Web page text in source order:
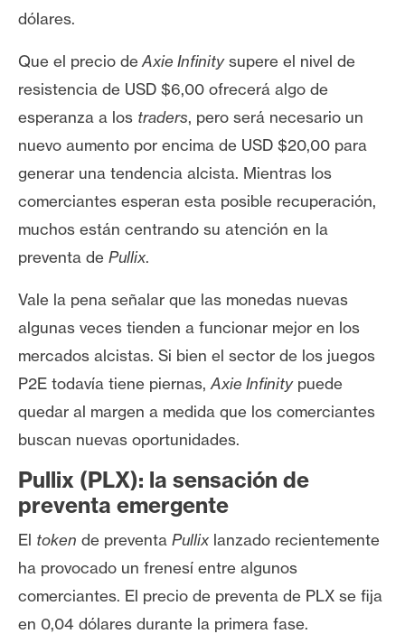
dólares.
Que el precio deAxie Infinitysupere el nivel de
resistencia de USD $6,00 ofrecerá algo de
esperanza a los traders, pero será necesario un
nuevo aumento por encima de USD $20,00 para
generar una tendencia alcista. Mientras los
comerciantes esperan esta posible recuperación,
muchos están centrando su atención en la
preventa de Pullix.
Vale la pena señalar que las monedas nuevas
algunas veces tienden a funcionar mejor en los
mercados alcistas. Si bien el sector de los juegos
P2E todavía tiene piernas, Axie Infinitypuede
quedar al margen a medida que los comerciantes
buscan nuevas oportunidades.
Pullix (PLX): la sensación de
preventa emergente
El token de preventa Pullix lanzado recientemente
ha provocado un frenesí entre algunos
comerciantes. El precio de preventa de PLX se fija
en 0,04 dólares durante la primera fase.